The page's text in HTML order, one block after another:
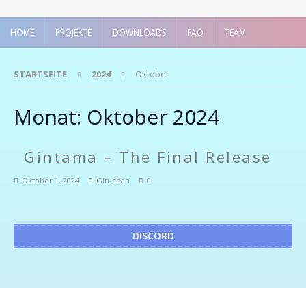
HOME PROJEKTE DOWNLOADS FAQ TEAM
STARTSEITE 2024 Oktober
Monat: Oktober 2024
Gintama – The Final Release
Oktober 1, 2024 Gin-chan 0
DISCORD